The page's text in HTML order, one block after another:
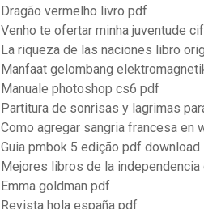
Dragão vermelho livro pdf
Venho te ofertar minha juventude
La riqueza de las naciones libro
Manfaat gelombang
Manuale photoshop cs6 pdf
Partitura de sonrisas y lagrimas
Como agregar sangria francesa en
Guia pmbok 5 edição pdf download
Mejores libros de la independencia
Emma goldman pdf
Revista hola españa pdf